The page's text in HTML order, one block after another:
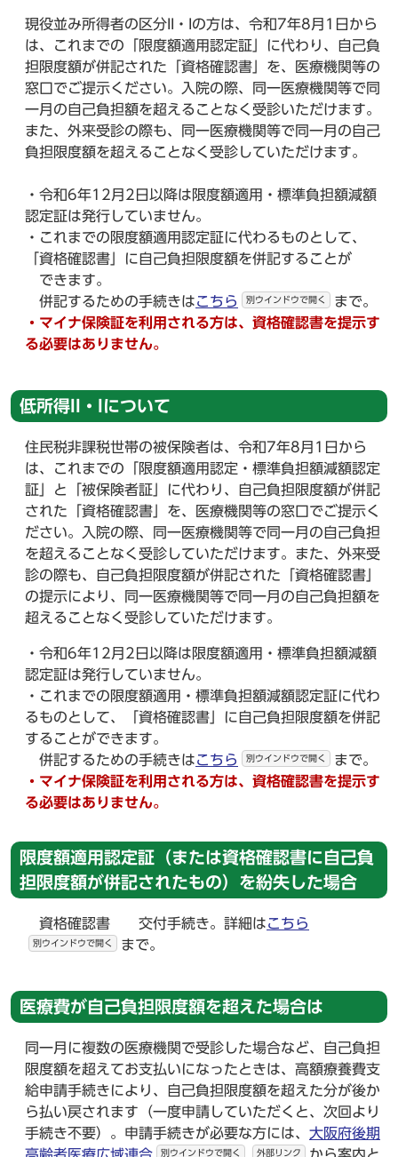
現役並み所得者の区分II・Iの方は、令和7年8月1日から
は、これまでの「限度額適用認定証」に代わり、自己負
担限度額が併記された「資格確認書」を、医療機関等の
窓口でご提示ください。入院の際、同一医療機関等で同
一月の自己負担額を超えることなく受診いただけます。
また、外来受診の際も、同一医療機関等で同一月の自己
負担限度額を超えることなく受診していただけます。
・令和6年12月2日以降は限度額適用・標準負担額減額
認定証は発行していません。
・これまでの限度額適用認定証に代わるものとして、
「資格確認書」に自己負担限度額を併記することが
できます。
併記するための手続きはこちら 別ウインドウで開く
まで。
・マイナ保険証を利用される方は、資格確認書を提示す
る必要はありません。
低所得II・Iについて
住民税非課税世帯の被保険者は、令和7年8月1日から
は、これまでの「限度額適用認定・標準負担額減額認定
証」と「被保険者証」に代わり、自己負担限度額が併記
された「資格確認書」を、医療機関等の窓口でご提示く
ださい。入院の際、同一医療機関等で同一月の自己負担
を超えることなく受診していただけます。また、外来受
診の際も、自己負担限度額が併記された「資格確認書」
の提示により、同一医療機関等で同一月の自己負担額を
超えることなく受診していただけます。
・令和6年12月2日以降は限度額適用・標準負担額減額
認定証は発行していません。
・これまでの限度額適用・標準負担額減額認定証に代わ
るものとして、「資格確認書」に自己負担限度額を併記
することができます。
併記するための手続きはこちら 別ウインドウで開く
まで。
・マイナ保険証を利用される方は、資格確認書を提示す
る必要はありません。
限度額適用認定証（または資格確認書に自己負
担限度額が併記されたもの）を紛失した場合
資格確認書 交付手続き。詳細はこちら
別ウインドウで開く まで。
医療費が自己負担限度額を超えた場合は
同一月に複数の医療機関で受診した場合など、自己負担
限度額を超えてお支払いになったときは、高額療養費支
給申請手続きにより、自己負担限度額を超えた分が後か
ら払い戻されます（一度申請していただくと、次回より
手続き不要）。申請手続きが必要な方には、 大阪府後期
別ウインドウで開く 外部リンク